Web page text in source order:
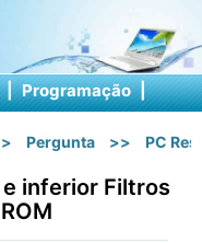
| Programação |
Pergunta >> PC
inferior Filtros